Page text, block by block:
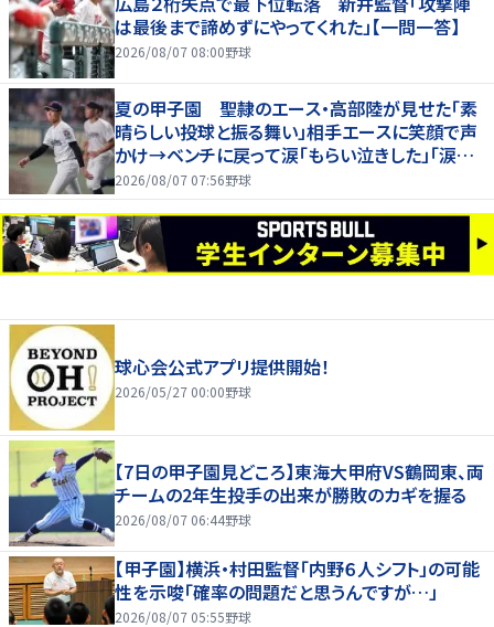
は最後まで諦めずにやってくれた」【一問一答】
2026/08/07 08:00野球
夏の甲子園 聖隷のエース・高部陸が見せた「素
晴らしい投球と振る舞い」相手エースに笑顔で声
かけ→ベンチに戻って涙「もらい泣きした」「涙流
しながらも」
2026/08/07 07:56野球
球心会公式アプリ提供開始！
2026/05/27 00:00野球
【7日の甲子園見どころ】東海大甲府VS鶴岡東、両
チームの2年生投手の出来が勝敗のカギを握る
2026/08/07 06:44野球
【甲子園】横浜・村田監督「内野６人シフト」の可能
性を示唆「確率の問題だと思うんですが…」
2026/08/07 05:55野球